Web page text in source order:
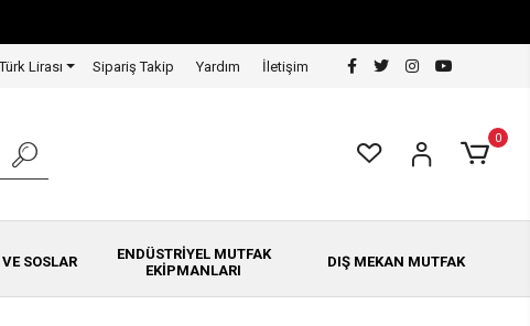
Lirası Sipariş Takip Yardım İletişim
0
SOSLAR
ENDÜSTRİYEL MUTFAK
EKİPMANLARI
DIŞ MEKAN MUTFAK